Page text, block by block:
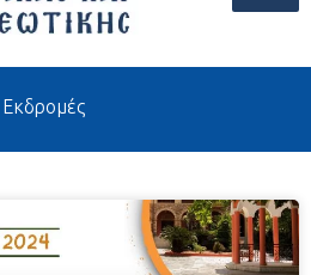
Εκδρομές